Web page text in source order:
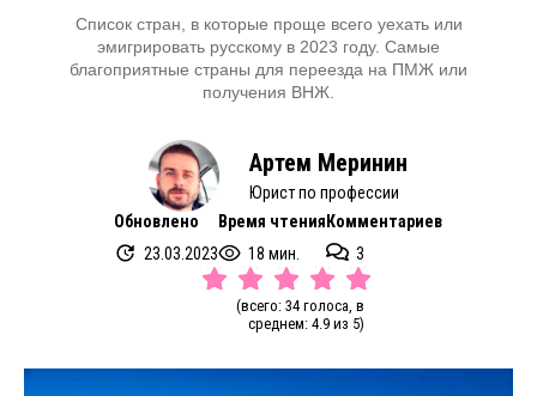
Список стран, в которые проще всего уехать или
эмигрировать русскому в 2023 году. Самые
благоприятные страны для переезда на ПМЖ или
получения ВНЖ.
Артем Меринин
Юрист по профессии
Обновлено
23.03.2023
Время чтения
18 мин.
Комментариев
3
(всего: 34 голоса, в
среднем: 4.9 из 5)